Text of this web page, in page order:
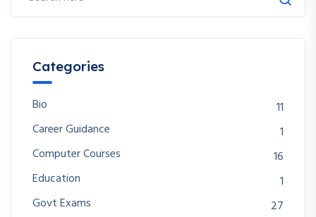
Categories
Bio
11
Career Guidance
1
Computer Courses
16
Education
1
Govt Exams
27